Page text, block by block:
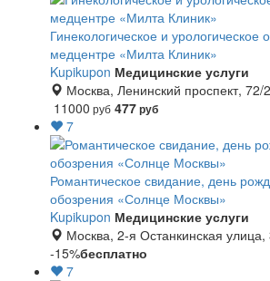
Гинекологическое и урологическое
медцентре «Милта Клиник»
Kupikupon Медицинские услуги
Москва, Ленинский проспект, 72/2
11000 руб 477руб
7
Романтическое свидание, день
обозрения «Солнце Москвы»
Kupikupon Медицинские услуги
Москва, 2-я Останкинская улица,
-15%бесплатно
7